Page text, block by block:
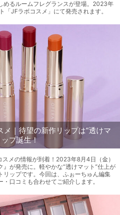
めるルームフレグランスが登場。2023年
JFラボコスメ」にて発売されます。
｜待望の新作リップは“透けマ
プ誕生！
メの情報が到着！2023年8月4日（金）
が発売に。軽やかな“透けマット”仕上が
リップです。今回は、ふぉーちゅん編集
口コミも合わせてご紹介します。